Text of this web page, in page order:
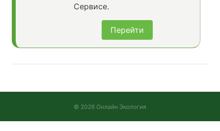
Сервисе.
Перейти
© 2026 Онлайн Экология